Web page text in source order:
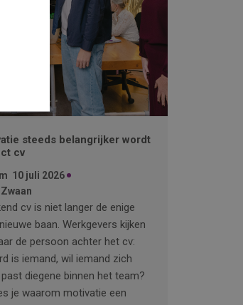
steeds belangrijker wordt
cv
10 juli 2026
cv is niet langer de enige
baan. Werkgevers kijken
de persoon achter het cv:
is iemand, wil iemand zich
diegene binnen het team?
je waarom motivatie een